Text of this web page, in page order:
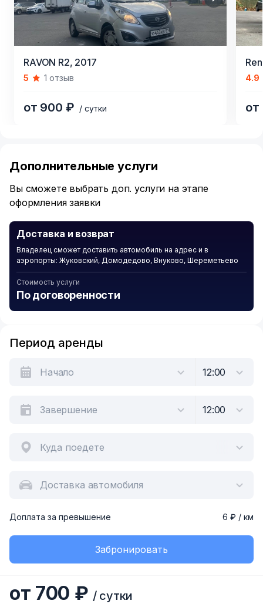
RAVON R2, 2017
5 1 отзыв
от 900 ₽ / сутки
4.9
of
6
Дополнительные услуги
Вы сможете выбрать доп. услуги на этапе
оформления заявки
Доставка и возврат
Владелец сможет доставить автомобиль на адрес и в
аэропорты: Жуковский, Домодедово, Внуково, Шереметьево
Стоимость услуги
По договоренности
Период аренды
Куда поедете
Доставка автомобиля
Доплата за превышение 6 ₽ / км
Забронировать
от 700 ₽ / сутки